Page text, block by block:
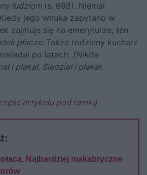
ludziom (s. 698). Niemal
jego wnuka zapytano w
zajmuje się na emeryturze, ten
płacze. Także rodzinny kucharz
po latach: [Nikita
i płakał. Siedział i płakał.
artykułu pod ramką
Najbardziej makabryczne